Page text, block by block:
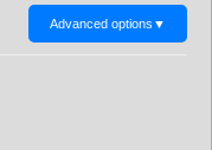
Advanced options ▼